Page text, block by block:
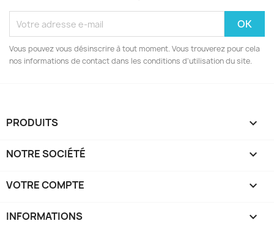
Vous pouvez vous désinscrire à tout moment. Vous trouverez pour cela
nos informations de contact dans les conditions d'utilisation du site.
PRODUITS 
NOTRE SOCIÉTÉ 
VOTRE COMPTE 
INFORMATIONS keyboard_arrow_down